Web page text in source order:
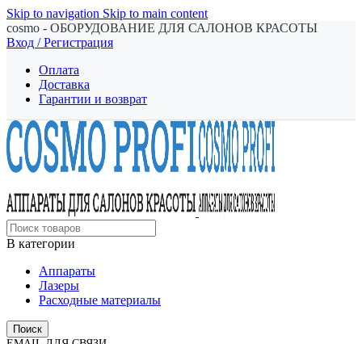
Skip to navigation Skip to main content
cosmo - ОБОРУДОВАНИЕ ДЛЯ САЛОНОВ КРАСОТЫ
Вход / Регистрация
Оплата
Доставка
Гарантии и возврат
В категории
Аппараты
Лазеры
Расходные материалы
Поиск